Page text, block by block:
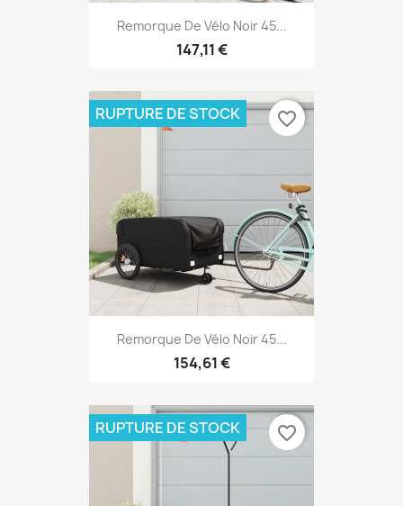
Remorque De Vélo Noir 45...
147,11 €
Remorque De Vélo Noir 45...
154,61 €
RUPTURE DE STOCK favorite_border
RUPTURE DE STOCK favorite_border